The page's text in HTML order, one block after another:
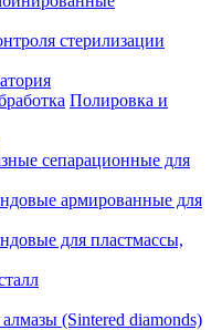
стерилизации
Полировка и
сепарационные для
армированные для
для пластмассы,
(Sintered diamonds)